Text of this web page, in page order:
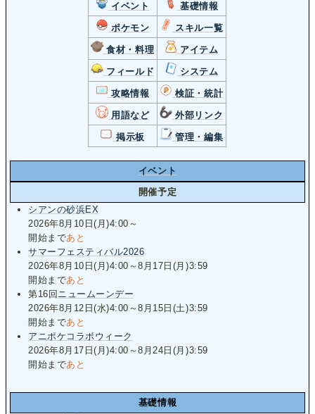
イベント 基礎情報
ポケモン スキル一覧
食材・料理 アイテム
フィールド システム
攻略情報 検証・統計
用語など 外部リンク
掲示板 管理・編集
イベント
開催予定
シアンの砂浜EX
2026年8月10日(月)4:00～
開始まであと
サマーフェスティバル2026
2026年8月10日(月)4:00～8月17日(月)3:59
開始まであと
第16回 ニュームーンデー
2026年8月12日(水)4:00～8月15日(土)3:59
開始まであと
アニポケコラボウィーク
2026年8月17日(月)4:00～8月24日(月)3:59
開始まであと
基礎情報